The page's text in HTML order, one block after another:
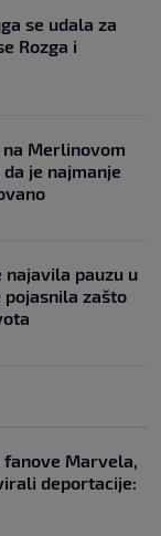
se udala za
Rozga i
Merlinovom
je najmanje
najavila pauzu u
pojasnila zašto
Marvela,
deportacije: